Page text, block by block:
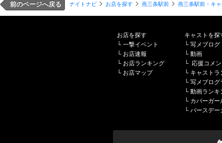
前のページへ戻る ナイトナビ お店を探す 燕三条駅前 燕三条駅前・キ
お店を探す
└ 一撃イベント
└ お店速報
└ お店ランキング
└ お店マップ
キャストを探
└ 写メブログ
└ 動画
└ 応援コメ
└ キャストラ
└ 写メブログ
└ 動画ランキ
└ カバーガー
└ バースデー